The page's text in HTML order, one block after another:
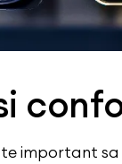
important sa